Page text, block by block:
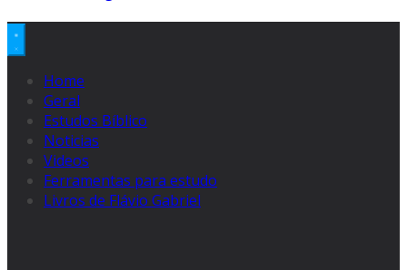
Home
Geral
Estudos Bíblico
Noticias
Videos
Ferramentas para estudo
Livros de Flávio Gabriel